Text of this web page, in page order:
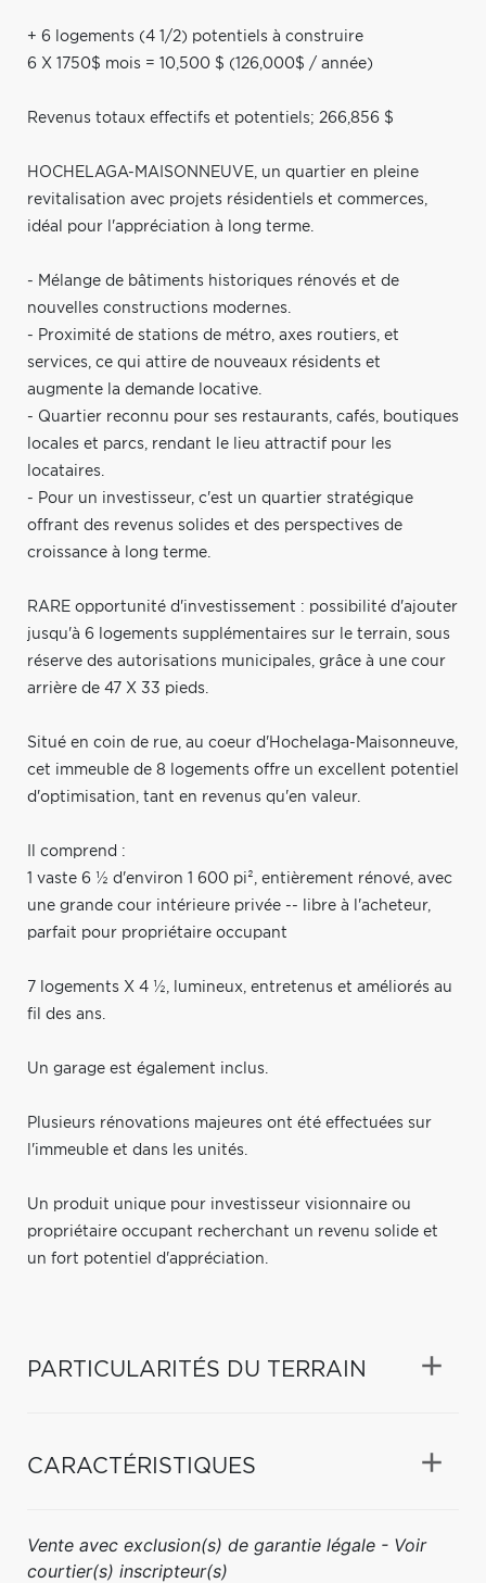
+ 6 logements (4 1/2) potentiels à construire
6 X 1750$ mois = 10,500 $ (126,000$ / année)
Revenus totaux effectifs et potentiels; 266,856 $
HOCHELAGA-MAISONNEUVE, un quartier en pleine
revitalisation avec projets résidentiels et commerces,
idéal pour l'appréciation à long terme.
- Mélange de bâtiments historiques rénovés et de
nouvelles constructions modernes.
- Proximité de stations de métro, axes routiers, et
services, ce qui attire de nouveaux résidents et
augmente la demande locative.
- Quartier reconnu pour ses restaurants, cafés, boutiques
locales et parcs, rendant le lieu attractif pour les
locataires.
- Pour un investisseur, c'est un quartier stratégique
offrant des revenus solides et des perspectives de
croissance à long terme.
RARE opportunité d'investissement : possibilité d'ajouter
jusqu'à 6 logements supplémentaires sur le terrain, sous
réserve des autorisations municipales, grâce à une cour
arrière de 47 X 33 pieds.
Situé en coin de rue, au coeur d'Hochelaga-Maisonneuve,
cet immeuble de 8 logements offre un excellent potentiel
d'optimisation, tant en revenus qu'en valeur.
Il comprend :
1 vaste 6 ½ d'environ 1 600 pi², entièrement rénové, avec
une grande cour intérieure privée -- libre à l'acheteur,
parfait pour propriétaire occupant
7 logements X 4 ½, lumineux, entretenus et améliorés au
fil des ans.
Un garage est également inclus.
Plusieurs rénovations majeures ont été effectuées sur
l'immeuble et dans les unités.
Un produit unique pour investisseur visionnaire ou
propriétaire occupant recherchant un revenu solide et
un fort potentiel d'appréciation.
PARTICULARITÉS DU TERRAIN
CARACTÉRISTIQUES
Vente avec exclusion(s) de garantie légale - Voir
courtier(s) inscripteur(s)